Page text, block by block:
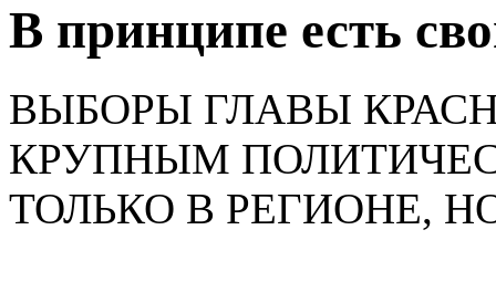
В принципе есть
ВЫБОРЫ ГЛАВЫ
КРУПНЫМ
ТОЛЬКО В РЕГИОНЕ,